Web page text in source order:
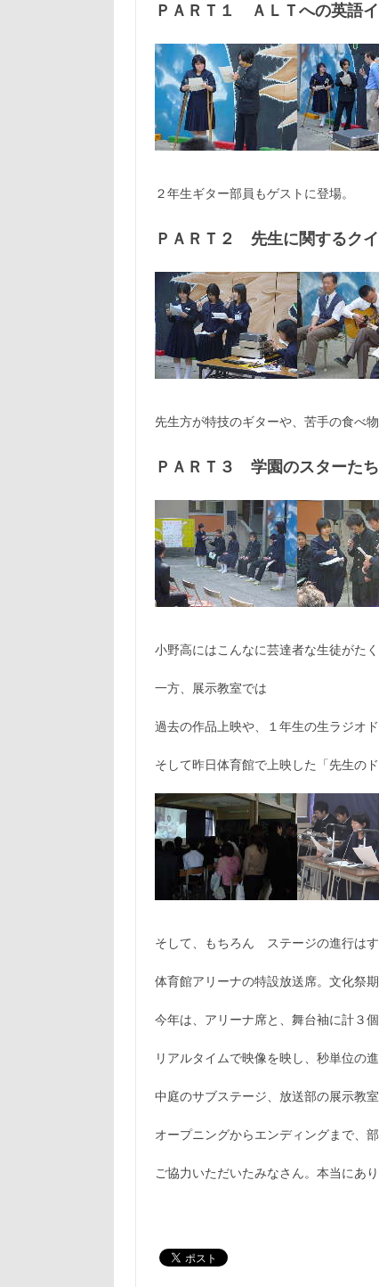
ＰＡＲＴ１ ＡＬＴへの英語
２年生ギター部員もゲストに登場。
ＰＡＲＴ２ 先生に関するク
先生方が特技のギターや、苦手の食べ
ＰＡＲＴ３ 学園のスターた
小野高にはこんなに芸達者な生徒がたく
一方、展示教室では
過去の作品上映や、１年生の生ラジオ
そして昨日体育館で上映した「先生の
そして、もちろん ステージの進行は
体育館アリーナの特設放送席。文化祭
今年は、アリーナ席と、舞台袖に計３
リアルタイムで映像を映し、秒単位の
中庭のサブステージ、放送部の展示教
オープニングからエンディングまで、
ご協力いただいたみなさん。本当にあ